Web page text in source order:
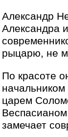
Александр
Александра
рыцарю, не
По красоте
царем
замечает